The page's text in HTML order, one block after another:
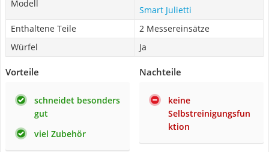
Modell
Smart Julietti
Enthaltene Teile
2 Messereinsätze
Würfel
Ja
Vorteile
schneidet besonders
gut
viel Zubehör
Nachteile
keine
Selbstreinigungsfun
ktion